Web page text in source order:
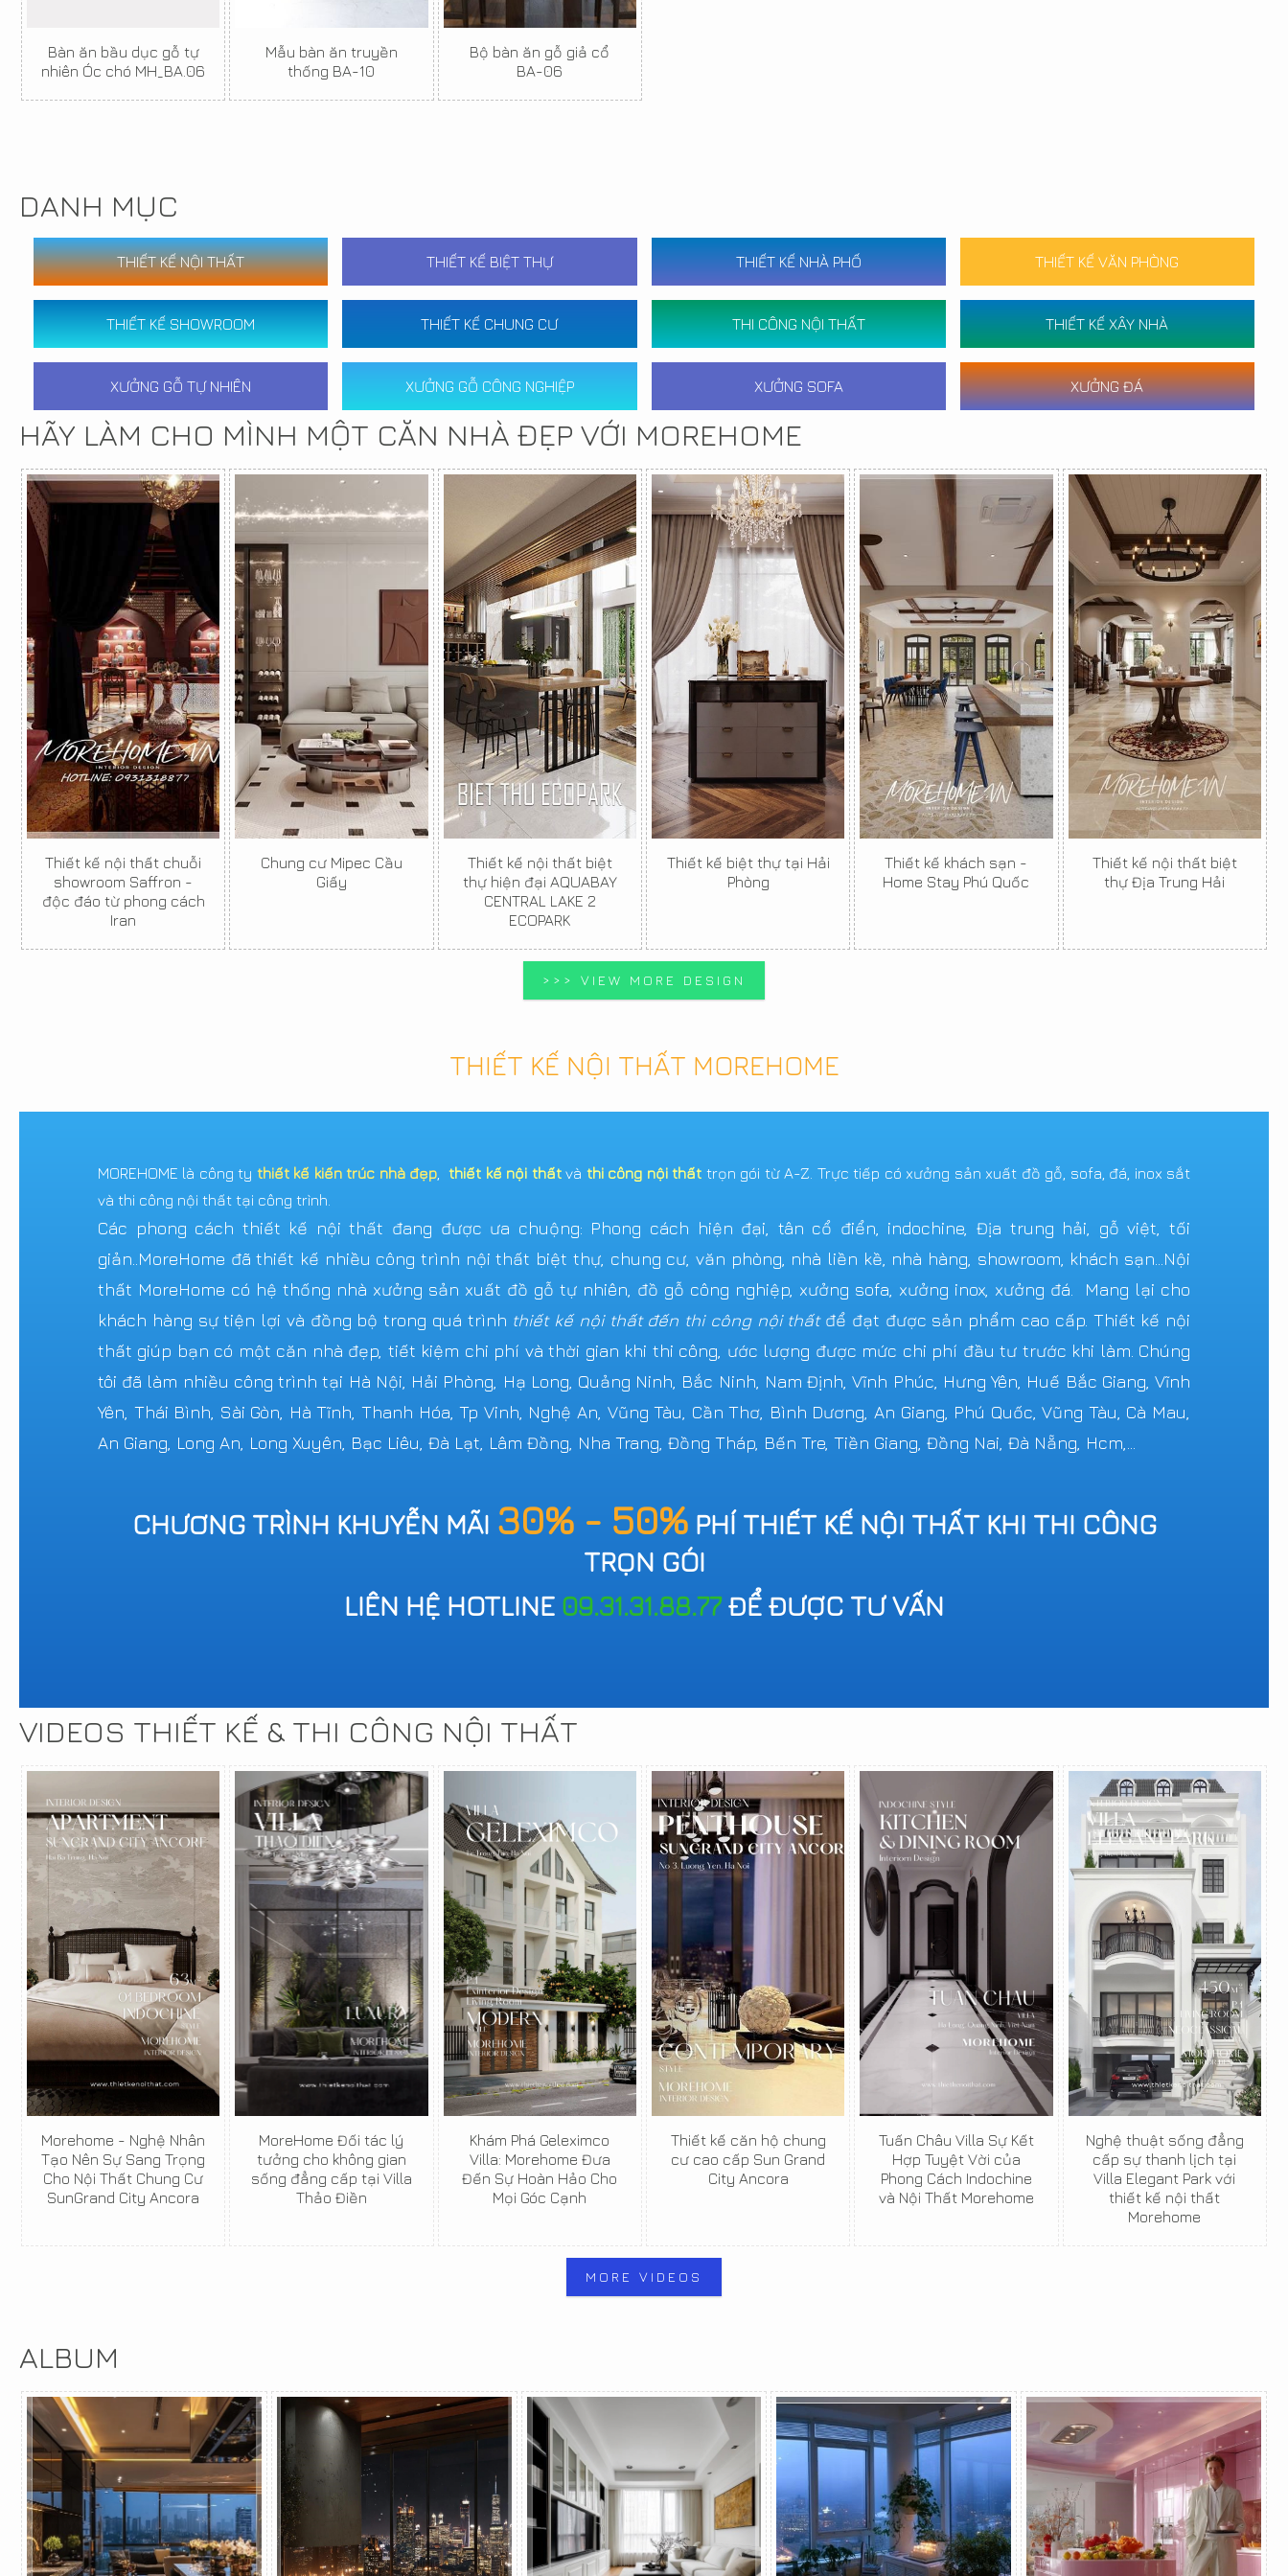
Bàn ăn bầu dục gỗ tự
nhiên Óc chó MH_BA.06
Mẫu bàn ăn truyền
thống BA-10
Bộ bàn ăn gỗ giả cổ
BA-06
DANH MỤC
THIẾT KẾ NỘI THẤT THIẾT KẾ BIỆT THỰ THIẾT KẾ NHÀ PHỐ THIẾT KẾ VĂN PHÒNG
THIẾT KẾ SHOWROOM THIẾT KẾ CHUNG CƯ THI CÔNG NỘI THẤT THIẾT KẾ XÂY NHÀ
XƯỞNG GỖ TỰ NHIÊN XƯỞNG GỖ CÔNG NGHIỆP XƯỞNG SOFA XƯỞNG ĐÁ
HÃY LÀM CHO MÌNH MỘT CĂN NHÀ ĐẸP VỚI MOREHOME
Thiết kế nội thất chuỗi
showroom Saffron -
độc đáo từ phong cách
Iran
Chung cư Mipec Cầu
Giấy
Thiết kế nội thất biệt
thự hiện đại AQUABAY
CENTRAL LAKE 2
ECOPARK
Thiết kế biệt thự tại Hải
Phòng
Thiết kế khách sạn -
Home Stay Phú Quốc
Thiết kế nội thất biệt
thự Địa Trung Hải
>>> VIEW MORE DESIGN
THIẾT KẾ NỘI THẤT MOREHOME
MOREHOME là công ty thiết kế kiến trúc nhà đẹp ,thiết kế nội thấtvà thi công nội thất trọn gói từ A-Z. Trực tiếp có xưởng sản xuất đồ gỗ, sofa, đá, inox sắt
và thi công nội thất tại công trình.
Các phong cách thiết kế nội thất đang được ưa chuộng: Phong cách hiện đại, tân cổ điển, indochine, Địa trung hải, gỗ việt, tối
giản..MoreHome đã thiết kế nhiều công trình nội thất biệt thự, chung cư, văn phòng, nhà liền kề, nhà hàng, showroom, khách sạn...Nội
thất MoreHome có hệ thống nhà xưởng sản xuất đồ gỗ tự nhiên, đồ gỗ công nghiệp, xưởng sofa, xưởng inox, xưởng đá. Mang lại cho
khách hàng sự tiện lợi và đồng bộ trong quá trình thiết kế nội thất đến thi công nội thấtđể đạt được sản phẩm cao cấp. Thiết kế nội
thất giúp bạn có một căn nhà đẹp, tiết kiệm chi phí và thời gian khi thi công, ước lượng được mức chi phí đầu tư trước khi làm. Chúng
tôi đã làm nhiều công trình tại Hà Nội, Hải Phòng, Hạ Long, Quảng Ninh, Bắc Ninh, Nam Định, Vĩnh Phúc, Hưng Yên, Huế Bắc Giang, Vĩnh
Yên, Thái Bình, Sài Gòn, Hà Tĩnh, Thanh Hóa, Tp Vinh, Nghệ An, Vũng Tàu, Cần Thơ, Bình Dương, An Giang, Phú Quốc, Vũng Tàu, Cà Mau,
An Giang, Long An, Long Xuyên, Bạc Liêu, Đà Lạt, Lâm Đồng, Nha Trang, Đồng Tháp, Bến Tre, Tiền Giang, Đồng Nai, Đà Nẵng, Hcm,...
CHƯƠNG TRÌNH KHUYỄN MÃI 30% - 50%PHÍ THIẾT KẾ NỘI THẤT KHI THI CÔNG
TRỌN GÓI
LIÊN HỆ HOTLINE 09.31.31.88.77ĐỂ ĐƯỢC TƯ VẤN
VIDEOS THIẾT KẾ & THI CÔNG NỘI THẤT
Morehome - Nghệ Nhân
Tạo Nên Sự Sang Trọng
Cho Nội Thất Chung Cư
SunGrand City Ancora
MoreHome Đối tác lý
tưởng cho không gian
sống đẳng cấp tại Villa
Thảo Điền
Khám Phá Geleximco
Villa: Morehome Đưa
Đến Sự Hoàn Hảo Cho
Mọi Góc Cạnh
Thiết kế căn hộ chung
cư cao cấp Sun Grand
City Ancora
Tuấn Châu Villa Sự Kết
Hợp Tuyệt Vời của
Phong Cách Indochine
và Nội Thất Morehome
Nghệ thuật sống đẳng
cấp sự thanh lịch tại
Villa Elegant Park với
thiết kế nội thất
Morehome
MORE VIDEOS
ALBUM